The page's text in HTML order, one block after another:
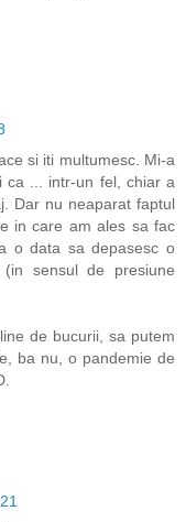
si iti multumesc. Mi-a
ca ... intr-un fel, chiar a
Dar nu neaparat faptul
in care am ales sa fac
o data sa depasesc o
sensul de presiune
de bucurii, sa putem
ba nu, o pandemie de